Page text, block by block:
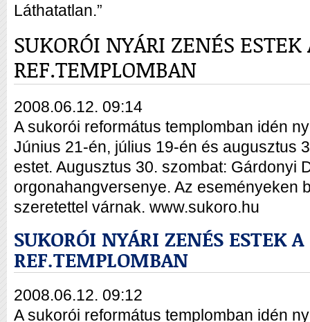
Láthatatlan.”
SUKORÓI NYÁRI ZENÉS ESTEK
REF.TEMPLOMBAN
2008.06.12. 09:14
A sukorói református templomban idén
Június 21-én, július 19-én és augusztus
estet. Augusztus 30. szombat: Gárdonyi
orgonahangversenye. Az eseményeken
szeretettel várnak. www.sukoro.hu
SUKORÓI NYÁRI ZENÉS ESTEK A
REF.TEMPLOMBAN
2008.06.12. 09:12
A sukorói református templomban idén